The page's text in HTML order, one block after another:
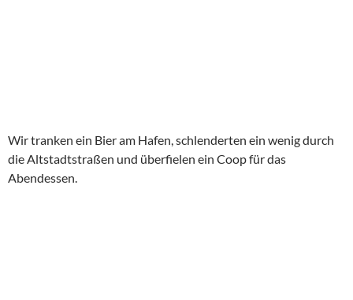
Wir tranken ein Bier am Hafen, schlenderten ein wenig durch
die Altstadtstraßen und überfielen ein Coop für das
Abendessen.